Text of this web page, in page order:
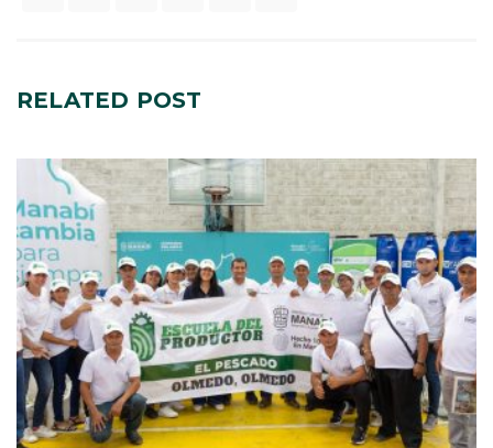
RELATED POST